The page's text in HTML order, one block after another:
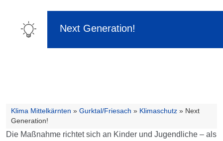
Next Generation!
Klima Mittelkärnten » Gurktal/Friesach » Klimaschutz » Next
Generation!
Die Maßnahme richtet sich an Kinder und Jugendliche – als